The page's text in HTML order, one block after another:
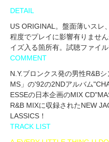
DETAIL
US ORIGINAL。盤面薄いスレ
程度でプレイに影響有りませ
イズ入る箇所有。試聴ファイル
COMMENT
N.Y.ブロンクス発の男性R&B
MS」の'92の2NDアルバム
ESSEの日本企画のMIX
R&B MIXに収録されたNEW
LASSICS！
TRACK LIST